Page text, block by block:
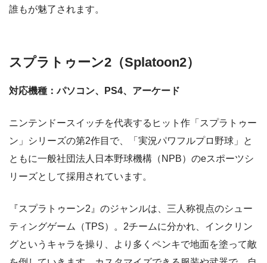
誰もが魅了されます。
スプラトゥーン2（Splatoon2）
対応機種：パソコン、 PS4、アーケード
ニンテンドースイッチを代表するヒット作「スプラトゥー
ン」シリーズの第2作目で、「実況パワフルプロ野球」と
ともに一般社団法人日本野球機構（NPB）のeスポーツシ
リーズとして採用されています。
『スプラトゥーン2』のジャンルは、三人称視点のシュー
ティングゲーム（TPS）。2チームに分かれ、インクリン
グというキャラを操り、より多くペンキで地面を塗って敵